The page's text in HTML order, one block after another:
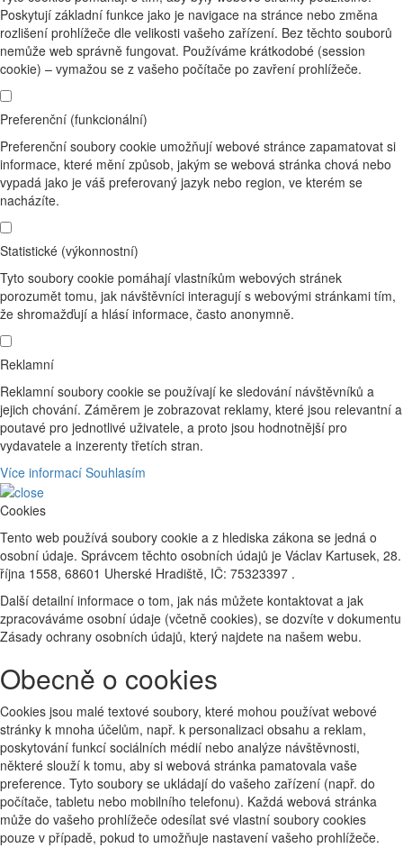
Poskytují základní funkce jako je navigace na stránce nebo změna
rozlišení prohlížeče dle velikosti vašeho zařízení. Bez těchto souborů
nemůže web správně fungovat. Používáme krátkodobé (session
cookie) – vymažou se z vašeho počítače po zavření prohlížeče.
Preferenční (funkcionální)
Preferenční soubory cookie umožňují webové stránce zapamatovat si
informace, které mění způsob, jakým se webová stránka chová nebo
vypadá jako je váš preferovaný jazyk nebo region, ve kterém se
nacházíte.
Statistické (výkonnostní)
Tyto soubory cookie pomáhají vlastníkům webových stránek
porozumět tomu, jak návštěvníci interagují s webovými stránkami tím,
že shromažďují a hlásí informace, často anonymně.
Reklamní
Reklamní soubory cookie se používají ke sledování návštěvníků a
jejich chování. Záměrem je zobrazovat reklamy, které jsou relevantní a
poutavé pro jednotlivé uživatele, a proto jsou hodnotnější pro
vydavatele a inzerenty třetích stran.
Více informací Souhlasím
Cookies
Tento web používá soubory cookie a z hlediska zákona se jedná o
osobní údaje. Správcem těchto osobních údajů je Václav Kartusek, 28.
října 1558, 68601 Uherské Hradiště, IČ: 75323397 .
Další detailní informace o tom, jak nás můžete kontaktovat a jak
zpracováváme osobní údaje (včetně cookies), se dozvíte v dokumentu
Zásady ochrany osobních údajů, který najdete na našem webu.
Obecně o cookies
Cookies jsou malé textové soubory, které mohou používat webové
stránky k mnoha účelům, např. k personalizaci obsahu a reklam,
poskytování funkcí sociálních médií nebo analýze návštěvnosti,
některé slouží k tomu, aby si webová stránka pamatovala vaše
preference. Tyto soubory se ukládají do vašeho zařízení (např. do
počítače, tabletu nebo mobilního telefonu). Každá webová stránka
může do vašeho prohlížeče odesílat své vlastní soubory cookies
pouze v případě, pokud to umožňuje nastavení vašeho prohlížeče.